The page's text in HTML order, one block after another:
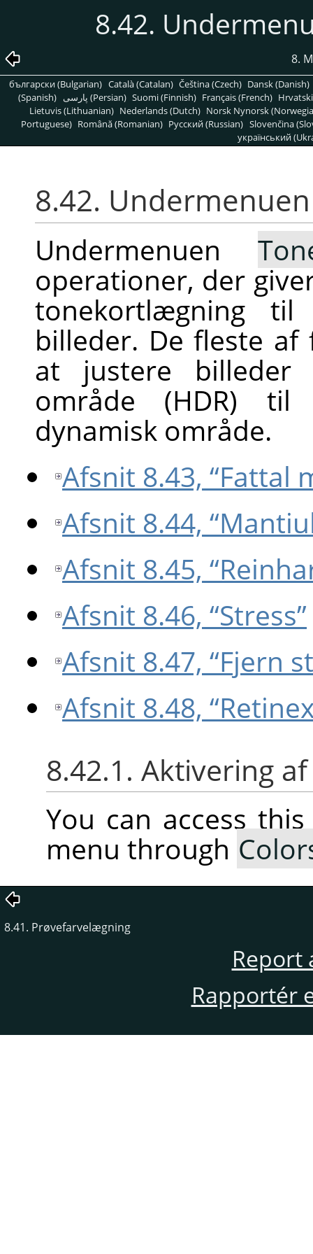
8.42.
8.
български (Bulgarian) Català (Catalan) Čeština (Czech) Dansk (Danish)
(Spanish)
پارسی (Persian) Suomi (Finnish) Français (French)
Lietuvis (Lithuanian) Nederlands (Dutch) Norsk Nynorsk
Portuguese) Română (Romanian) Pусский (Russian) Slovenčina
український
8.42.
Undermenuen
operationer, der
tonekortlægning
billeder. De fleste
at justere
område (HDR)
dynamisk område.
Afsnit 8.43, “Fattal
Afsnit 8.44,
Afsnit 8.45,
Afsnit 8.46, “Stress”
Afsnit 8.47, “Fjern
Afsnit 8.48,
8.42.1. Aktivering
You can access
menu through
8.41. Prøvefarvelægning
Report
Rapportér